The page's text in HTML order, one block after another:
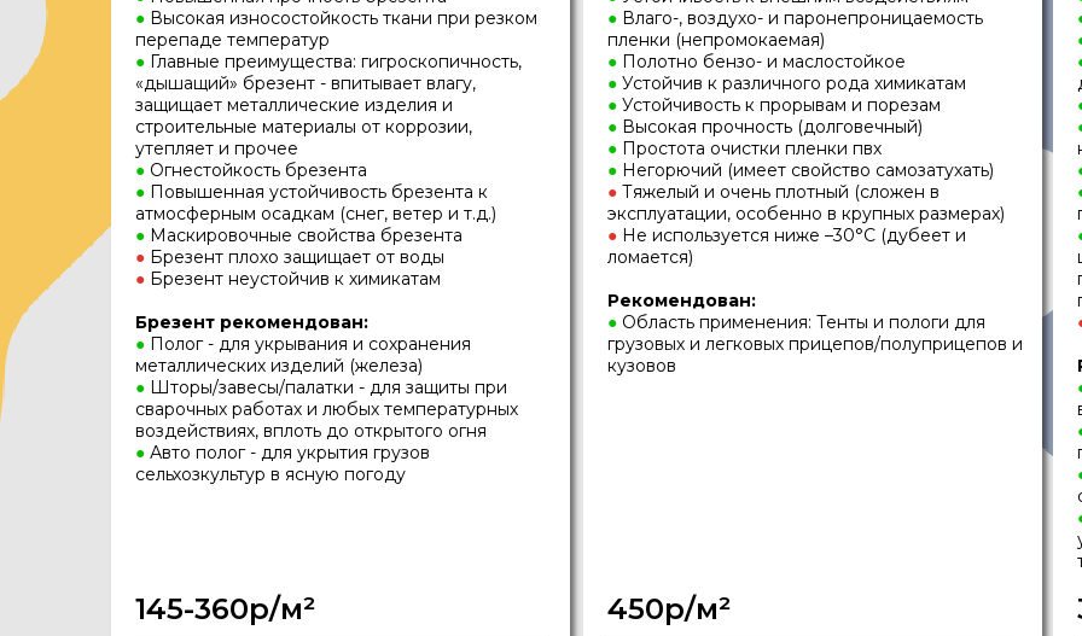
450р/м²
145-360р/м²
● Влаго-, воздухо- и паронепроницаемость
пленки (непромокаемая)
● Полотно бензо- и маслостойкое
● Устойчив к различного рода химикатам
● Устойчивость к прорывам и порезам
● Высокая прочность (долговечный)
● Простота очистки пленки пвх
● Негорючий (имеет свойство самозатухать)
● Тяжелый и очень плотный (сложен в
эксплуатации, особенно в крупных размерах)
● Не используется ниже –30°C (дубеет и
ломается)
Рекомендован:
● Область применения: Тенты и пологи для
грузовых и легковых прицепов/полуприцепов и
кузовов
● Высокая износостойкость ткани при резком
перепаде температур
● Главные преимущества: гигроскопичность,
«дышащий» брезент - впитывает влагу,
защищает металлические изделия и
строительные материалы от коррозии,
утепляет и прочее
● Огнестойкость брезента
● Повышенная устойчивость брезента к
атмосферным осадкам (снег, ветер и т.д.)
● Маскировочные свойства брезента
● Брезент плохо защищает от воды
● Брезент неустойчив к химикатам
Брезент рекомендован:
● Полог - для укрывания и сохранения
металлических изделий (железа)
● Шторы/завесы/палатки - для защиты при
сварочных работах и любых температурных
воздействиях, вплоть до открытого огня
● Авто полог - для укрытия грузов
сельхозкультур в ясную погоду